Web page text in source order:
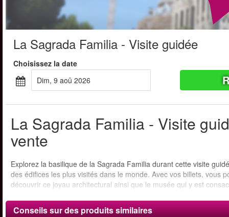
La Sagrada Familia - Visite guidée
Choisissez la date
dim, 9 aoû 2026
La Sagrada Familia - Visite
vente
Explorez la basilique de la Sagrada Familia durant cette visite
des édifices les plus visités dans le monde. Avec vos billets, vous
découvrir ce joyau architectural ainsi que le musée qui y est
Conseils sur des produits similaires